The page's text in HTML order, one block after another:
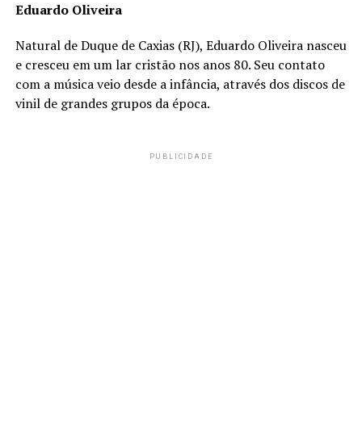
Eduardo Oliveira
Natural de Duque de Caxias (RJ), Eduardo Oliveira nasceu
e cresceu em um lar cristão nos anos 80. Seu contato
com a música veio desde a infância, através dos discos de
vinil de grandes grupos da época.
PUBLICIDADE